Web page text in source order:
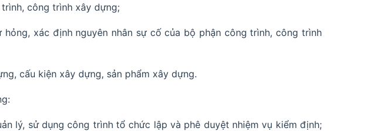
công trình xây dựng;
xác định nguyên nhân sự cố của bộ phận công trình, công trình
cấu kiện xây dựng, sản phẩm xây dựng.
lý, sử dụng công trình tổ chức lập và phê duyệt nhiệm vụ kiểm định;